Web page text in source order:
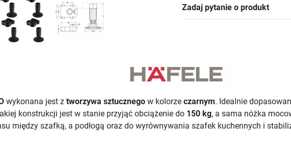
Zadaj pytanie o produkt
wykonana jest z tworzywa sztucznego w kolorze czarnym. Idealnie
konstrukcji jest w stanie przyjąć obciążenie do 150 kg, a sama nóżka
między szafką, a podłogą oraz do wyrównywania szafek kuchennych i